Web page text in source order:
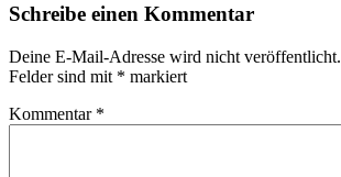
Schreibe einen Kommentar
Deine E-Mail-Adresse wird nicht veröffentlicht.
Felder sind mit * markiert
Kommentar *